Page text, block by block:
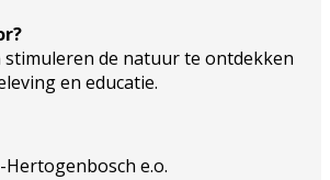
stimuleren de natuur te ontdekken
en educatie.
e.o.